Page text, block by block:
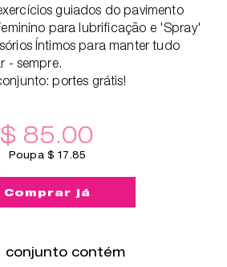
guiados do pavimento
para lubrificação e 'Spray'
Íntimos para manter tudo
- sempre.
portes grátis!
$ 85.00
Poupa $ 17.85
Comprar já
conjunto contém